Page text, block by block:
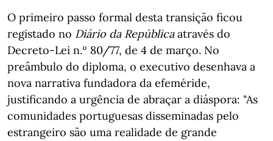
O primeiro passo formal desta transição ficou
registado no Diário da Repúblicaatravés do
Decreto-Lei n.º 80/77, de 4 de março. No
preâmbulo do diploma, o executivo desenhava a
nova narrativa fundadora da efeméride,
justificando a urgência de abraçar a diáspora: "As
comunidades portuguesas disseminadas pelo
estrangeiro são uma realidade de grande